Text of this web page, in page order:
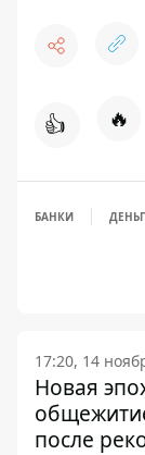
👍 🔥
БАНКИ
17:20, 14
Новая
после